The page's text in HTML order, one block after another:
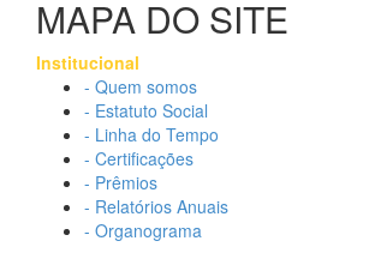
MAPA DO SITE
Institucional
- Quem somos
- Estatuto Social
- Linha do Tempo
- Certificações
- Prêmios
- Relatórios Anuais
- Organograma